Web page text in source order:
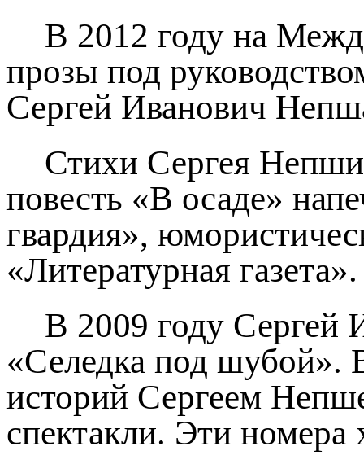
В 2012 году на
прозы под
Сергей Иванович
Стихи Сергея
повесть «В осаде»
гвардия»,
«Литературная газета».
В 2009 году Сергей
«Селедка под шубой».
историй Сергеем
спектакли. Эти номера